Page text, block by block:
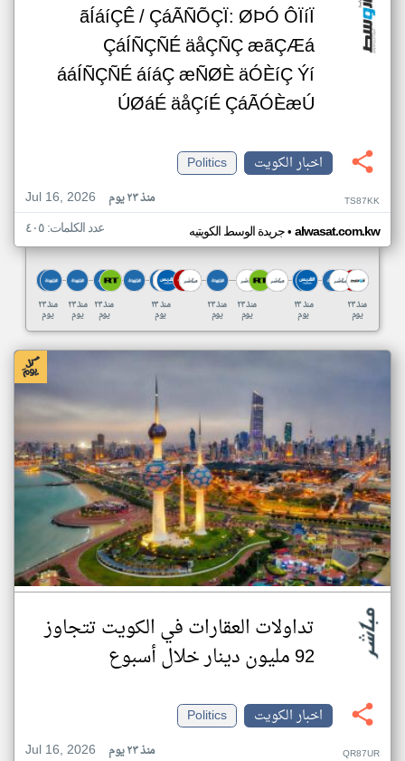
ãÍáíÇÊ / ÇáÃÑÕÇÏ: ØÞÓ ÔÏíÏ
ÇáÍÑÇÑÉ äåÇÑÇ æãÇÆá
ááÍÑÇÑÉ áíáÇ æÑØÈ äÓÈíÇ Ýí
ÚØáÉ äåÇíÉ ÇáÃÓÈæÚ
اخبار الكويت
Politics
Jul 16, 2026
منذ ٢٣ يوم TS87KK
جريدة الوسط الكويتيه• alwasat.com.kw عدد الكلمات: ٤٠٥
منذ ٢٣
يوم
منذ ٢٣
يوم
منذ ٢٣
يوم
منذ ٢٣
يوم
منذ ٢٣
يوم
منذ ٢٣
يوم
منذ ٢٣
يوم
منذ ٢٣
يوم
تداولات العقارات في الكويت تتجاوز
92 مليون دينار خلال أسبوع
اخبار الكويت
Politics
Jul 16, 2026
منذ ٢٣ يوم QR87UR